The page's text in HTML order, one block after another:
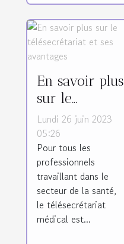
En savoir plus
sur le
télésecrétariat
et ses
avantages
Lundi 26 juin 2023
05:26
Pour tous les
professionnels
travaillant dans le
secteur de la santé,
le télésecrétariat
médical est...